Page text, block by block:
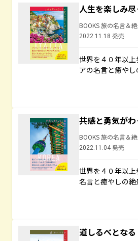
人生を楽しみ
BOOKS 旅の名言＆
2022.11.18 発売
世界を４０年以
アの名言と癒や
共感と勇気が
BOOKS 旅の名言＆
2022.11.04 発売
世界を４０年以
名言と癒やしの絶
道しるべとな